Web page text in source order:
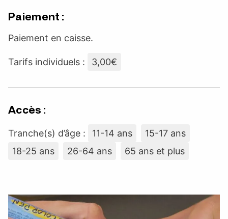
Paiement :
Paiement en caisse.
Tarifs individuels : 3,00€
Accès :
Tranche(s) d’âge : 11-14 ans
15-17 ans
18-25 ans
26-64 ans 65 ans et plus